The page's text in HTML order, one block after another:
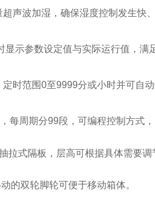
超声波加湿，确保湿度控制发生快
显示参数设定值与实际运行值，满
定时范围0至9999分或小时并可自
每周期分99段，可编程控制方式
拉式隔板，层高可根据具体需要调
的双轮脚轮可便于移动箱体。